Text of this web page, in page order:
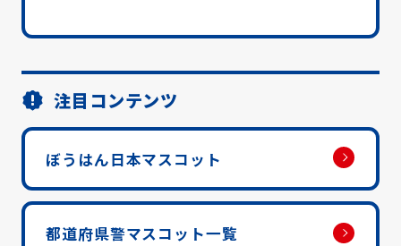
注目コンテンツ
ぼうはん日本マスコット
都道府県警マスコット一覧